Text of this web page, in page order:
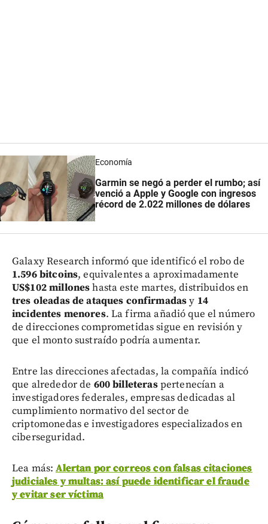
Economía
Garmin se negó a perder el rumbo; así
venció a Apple y Google con ingresos
récord de 2.022 millones de dólares
Galaxy Research informó que identificó el robo de
1.596 bitcoins, equivalentes a aproximadamente
US$102 milloneshasta este martes, distribuidos en
tres oleadas de ataques confirmadasy 14
incidentes menores. La firma añadió que el número
de direcciones comprometidas sigue en revisión y
que el monto sustraído podría aumentar.
Entre las direcciones afectadas, la compañía indicó
que alrededor de 600 billeteraspertenecían a
investigadores federales, empresas dedicadas al
cumplimiento normativo del sector de
criptomonedas e investigadores especializados en
ciberseguridad.
Lea más:Alertan por correos con falsas citaciones
judiciales y multas: así puede identificar el fraude
y evitar ser víctima